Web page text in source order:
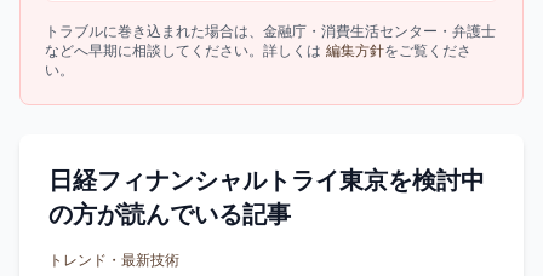
トラブルに巻き込まれた場合は、金融庁・消費生活センター・弁護士
などへ早期に相談してください。詳しくは 編集方針をご覧くださ
い。
日経フィナンシャルトライ東京を検討中
の方が読んでいる記事
トレンド・最新技術